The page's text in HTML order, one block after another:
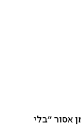
אסור ״בלי